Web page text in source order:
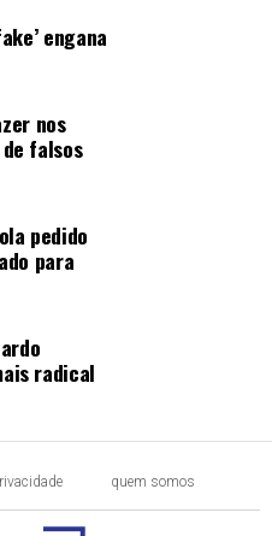
Carvalho explica que já
da precarização das
do surgimento dos
empregados informais,
relacionados a
os setores da
alimentação.
é uma
sendo
maior ou
desde
a
de
engana
nos
falsos
pedido
para
radical
quem somos